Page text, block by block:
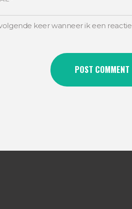
keer wanneer ik een reactie